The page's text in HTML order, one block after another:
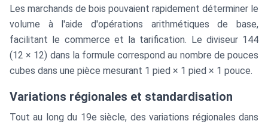
Les marchands de bois pouvaient rapidement déterminer le
volume à l'aide d'opérations arithmétiques de base,
facilitant le commerce et la tarification. Le diviseur 144
(12 × 12) dans la formule correspond au nombre de pouces
cubes dans une pièce mesurant 1 pied × 1 pied × 1 pouce.
Variations régionales et standardisation
Tout au long du 19e siècle, des variations régionales dans